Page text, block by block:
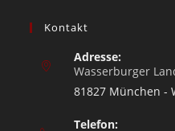
Kontakt
Adresse:
Wasserburger
81827 München -
Telefon: